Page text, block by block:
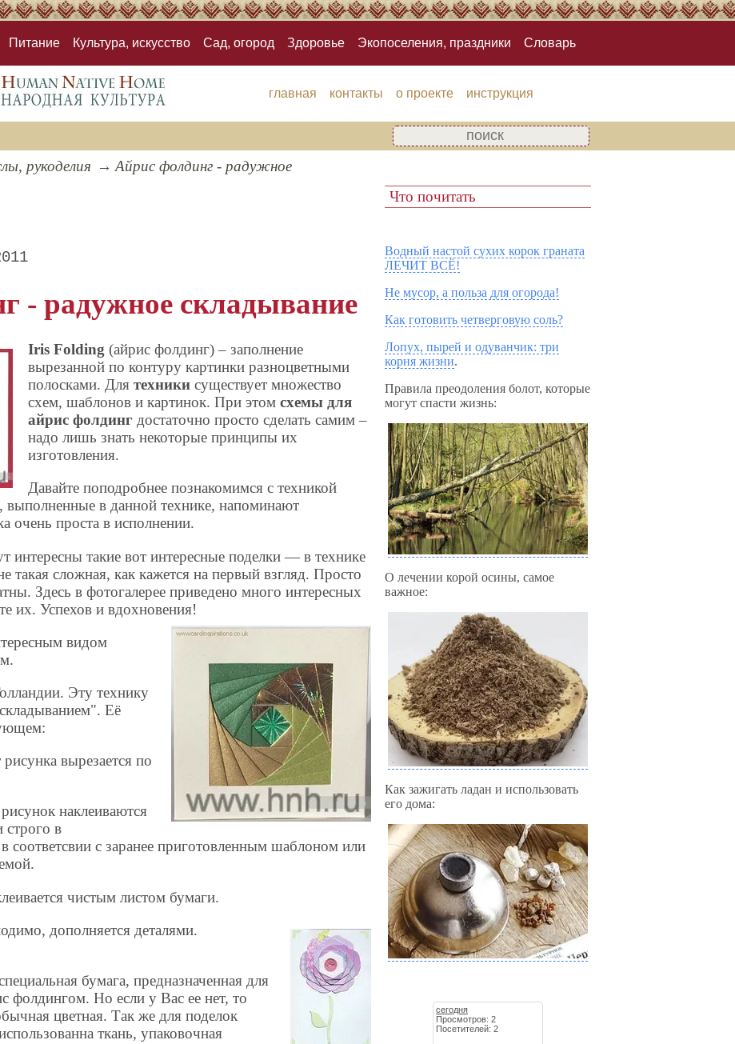
Питание Культура, искусство Сад, огород Здоровье Экопоселения, праздники Словарь
главная контакты о проекте инструкция
рукоделия
Айрис фолдинг - радужное
- радужное складывание
Iris Folding (айрис фолдинг) – заполнение
вырезанной по контуру картинки разноцветными
полосками. Длятехникисуществует множество
схем, шаблонов и картинок. При этомсхемы для
айрис фолдинг достаточно просто сделать самим –
надо лишь знать некоторые принципы их
изготовления.
Давайте поподробнее познакомимся с техникой
выполненные в данной технике, напоминают
очень проста в исполнении.
интересны такие вот интересные поделки — в технике
такая сложная, как кажется на первый взгляд. Просто
Здесь в фотогалерее приведено много интересных
их. Успехов и вдохновения!
видом
Эту технику
Её
вырезается по
наклеиваются
строго в
соответсвии с заранее приготовленным шаблоном или
чистым листом бумаги.
дополняется деталями.
бумага, предназначенная для
фолдингом. Но если у Вас ее нет, то
цветная. Так же для поделок
ткань, упаковочная
Что почитать
Водный настой сухих корок граната
ЛЕЧИТ ВСЁ!
Не мусор, а польза для огорода!
Как готовить четверговую соль?
Лопух, пырей и одуванчик: три
корня жизни.
Правила преодоления болот, которые
могут спасти жизнь:
О лечении корой осины, самое
важное:
Как зажигать ладан и использовать
его дома:
сегодня
Просмотров: 2
Посетителей: 2